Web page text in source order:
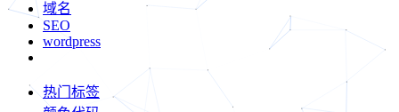
域名
SEO
wordpress
热门标签